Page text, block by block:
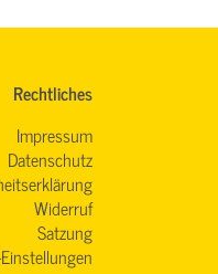
Rechtliches
Impressum
Datenschutz
Widerruf
Satzung